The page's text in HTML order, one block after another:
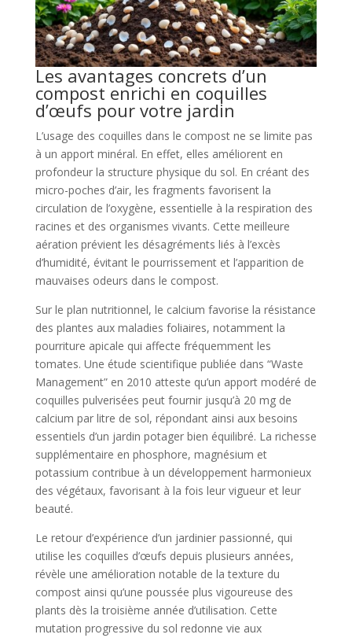
Les avantages concrets d’un
compost enrichi en coquilles
d’œufs pour votre jardin
L’usage des coquilles dans le compost ne se limite pas
à un apport minéral. En effet, elles améliorent en
profondeur la structure physique du sol. En créant des
micro-poches d’air, les fragments favorisent la
circulation de l’oxygène, essentielle à la respiration des
racines et des organismes vivants. Cette meilleure
aération prévient les désagréments liés à l’excès
d’humidité, évitant le pourrissement et l’apparition de
mauvaises odeurs dans le compost.
Sur le plan nutritionnel, le calcium favorise la résistance
des plantes aux maladies foliaires, notamment la
pourriture apicale qui affecte fréquemment les
tomates. Une étude scientifique publiée dans “Waste
Management” en 2010 atteste qu’un apport modéré de
coquilles pulverisées peut fournir jusqu’à 20 mg de
calcium par litre de sol, répondant ainsi aux besoins
essentiels d’un jardin potager bien équilibré. La richesse
supplémentaire en phosphore, magnésium et
potassium contribue à un développement harmonieux
des végétaux, favorisant à la fois leur vigueur et leur
beauté.
Le retour d’expérience d’un jardinier passionné, qui
utilise les coquilles d’œufs depuis plusieurs années,
révèle une amélioration notable de la texture du
compost ainsi qu’une poussée plus vigoureuse des
plants dès la troisième année d’utilisation. Cette
mutation progressive du sol redonne vie aux